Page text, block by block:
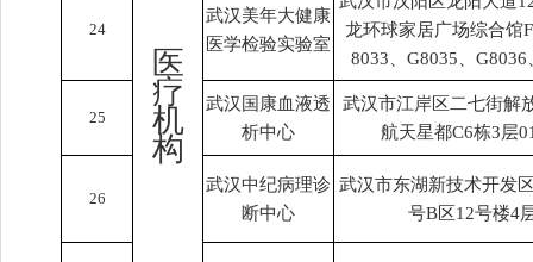
医
疗
机
构
24
武汉美年大健康
医学检验实验室
龙环球家居广场综合馆
8033、G8035、
25
武汉国康血液透
析中心
武汉市江岸区二七街解
航天星都C6栋3层
26
武汉中纪病理诊
断中心
武汉市东湖新技术开发
号B区12号楼4